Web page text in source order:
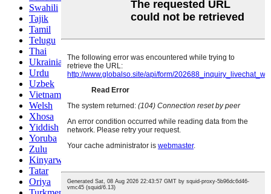
Swahili
Tajik
Tamil
Telugu
Thai
Ukrainian
Urdu
Uzbek
Vietnamese
Welsh
Xhosa
Yiddish
Yoruba
Zulu
Kinyarwanda
Tatar
Oriya